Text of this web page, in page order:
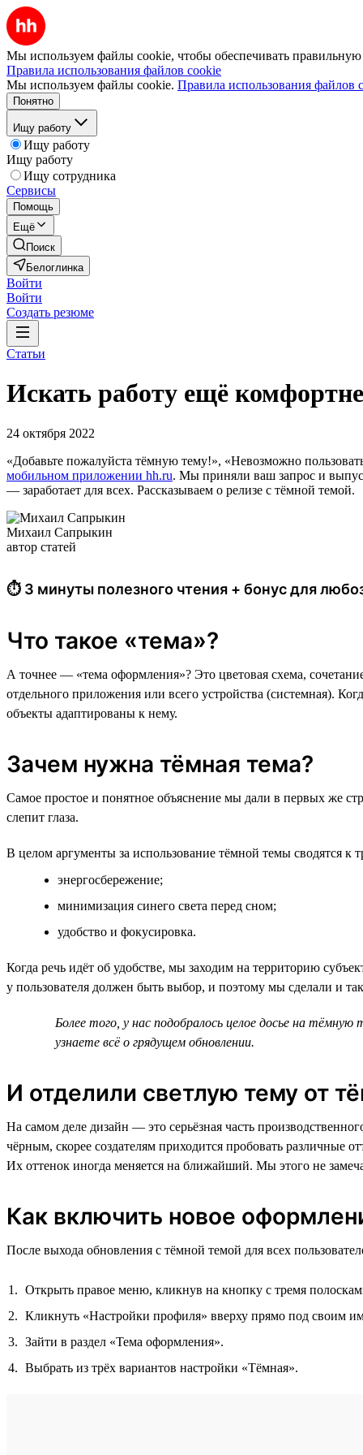
Мы используем файлы cookie, чтобы обеспечивать правильную
Правила использования файлов cookie
Мы используем файлы cookie. Правила использования файлов
Понятно
Ищу работу
Ищу работу
Ищу работу
Ищу сотрудника
Сервисы
Помощь
Ещё
Поиск
Белоглинка
Войти
Войти
Создать резюме
Статьи
Искать работу ещё
24 октября 2022
«Добавьте пожалуйста тёмную тему!», «Невозможно
мобильном приложении hh.ru. Мы приняли ваш запрос и
— заработает для всех. Рассказываем о релизе с тёмной темой.
Михаил Сапрыкин
автор статей
⏱ 3 минуты полезного чтения + бонус для
Что такое «тема»?
А точнее — «тема оформления»? Это цветовая схема,
отдельного приложения или всего устройства (системная).
объекты адаптированы к нему.
Зачем нужна тёмная тема?
Самое простое и понятное объяснение мы дали в первых же
слепит глаза.
В целом аргументы за использование тёмной темы сводятся к
энергосбережение;
минимизация синего света перед сном;
удобство и фокусировка.
Когда речь идёт об удобстве, мы заходим на территорию
у пользователя должен быть выбор, и поэтому мы сделали и
Более того, у нас подобралось целое досье на
узнаете всё о грядущем обновлении.
И отделили светлую тему от
На самом деле дизайн — это серьёзная часть
чёрным, скорее создателям приходится пробовать различные
Их оттенок иногда меняется на ближайший. Мы этого не
Как включить новое
После выхода обновления с тёмной темой для всех
Открыть правое меню, кликнув на кнопку с тремя
Кликнуть «Настройки профиля» вверху прямо под своим
Зайти в раздел «Тема оформления».
Выбрать из трёх вариантов настройки «Тёмная».